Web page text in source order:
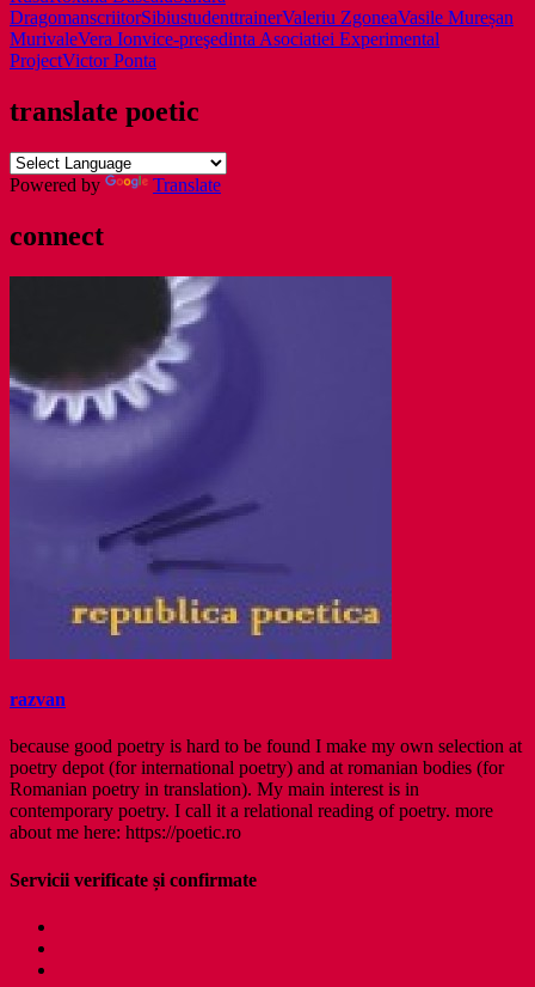
DragomanscriitorSibiustudenttrainerValeriu ZgoneaVasile Mureșan
MurivaleVera Ionvice-preşedinta Asociatiei Experimental
ProjectVictor Ponta
translate poetic
Powered by Translate
connect
razvan
because good poetry is hard to be found I make my own selection at
poetry depot (for international poetry) and at romanian bodies (for
Romanian poetry in translation). My main interest is in
contemporary poetry. I call it a relational reading of poetry. more
about me here: https://poetic.ro
Servicii verificate și confirmate